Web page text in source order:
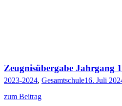
Zeugnisübergabe Jahrgang
2023-2024, Gesamtschule16. Juli
zum Beitrag